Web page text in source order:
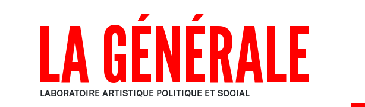
LA GÉNÉRALE
LABORATOIRE ARTISTIQUE POLITIQUE ET SOCIAL